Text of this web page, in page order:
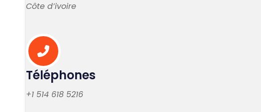
Côte d’ivoire
Téléphones
+1 514 618 5216